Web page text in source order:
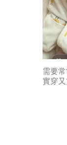
需要
實穿